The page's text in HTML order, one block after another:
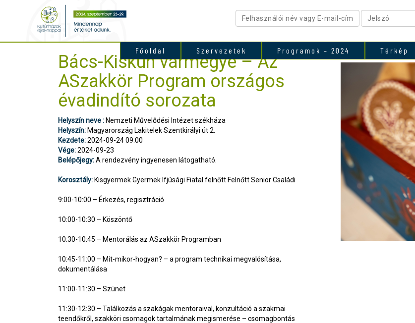
Főoldal Szervezetek Programok – 2024 Térkép
Bács-Kiskun vármegye – Az
ASzakkör Program országos
évadindító sorozata
Helyszín neve : Nemzeti Művelődési Intézet székháza
Helyszín: Magyarország Lakitelek Szentkirályi út 2.
Kezdete:2024-09-24 09:00
Vége:2024-09-23
Belépőjegy:A rendezvény ingyenesen látogatható.
Korosztály: Kisgyermek Gyermek Ifjúsági Fiatal felnőtt Felnőtt Senior Családi
9:00-10:00 – Érkezés, regisztráció
10:00-10:30 – Köszöntő
10:30-10:45 – Mentorálás az ASzakkör Programban
10:45-11:00 – Mit-mikor-hogyan? – a program technikai megvalósítása,
dokumentálása
11:00-11:30 – Szünet
11:30-12:30 – Találkozás a szakágak mentoraival, konzultáció a szakmai
teendőkről, szakköri csomagok tartalmának megismerése – csomagbontás